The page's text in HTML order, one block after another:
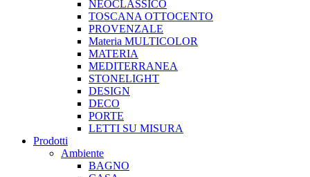
NEOCLASSICO
TOSCANA OTTOCENTO
PROVENZALE
Materia MULTICOLOR
MATERIA
MEDITERRANEA
STONELIGHT
DESIGN
DECO
PORTE
LETTI SU MISURA
Prodotti
Ambiente
BAGNO